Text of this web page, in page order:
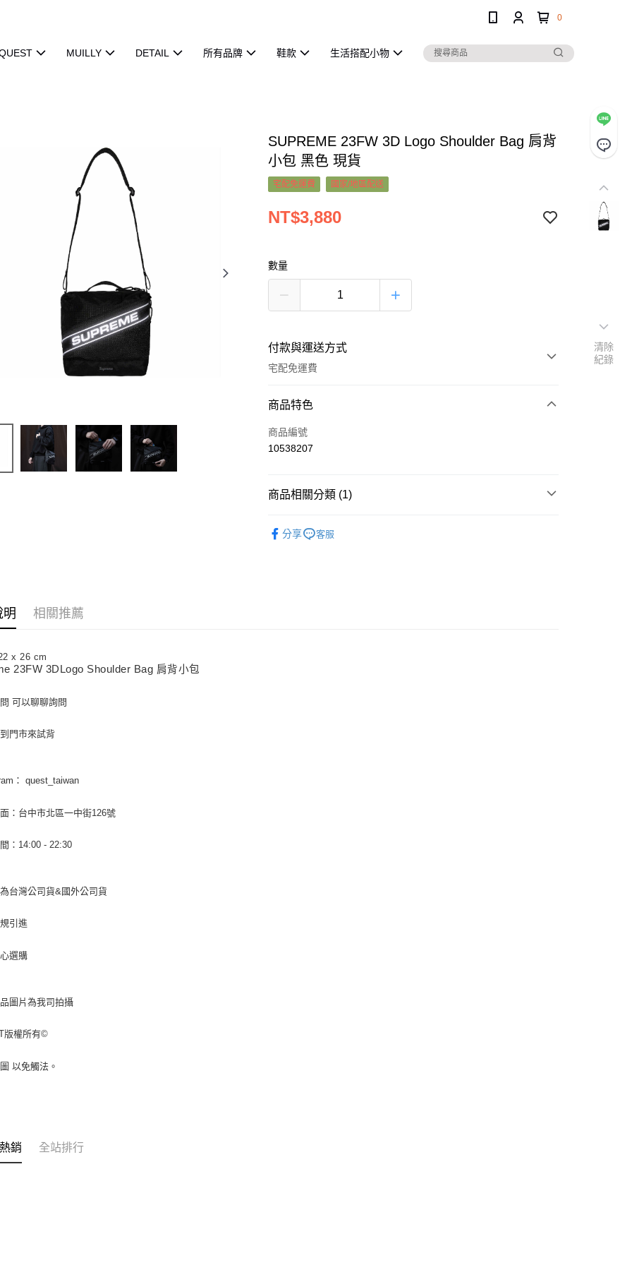
0
MUILLY DETAIL 所有品牌 鞋款 生活搭配小物
SUPREME 23FW 3D Logo Shoulder Bag 肩背
小包 黑色 現貨
宅配免運費 國家/地區配送
NT$3,880
數量
付款與運送方式
宅配免運費
付款方式
信用卡一次付款
商品特色
商品編號
10538207
商品相關分類 (1)
分享
客服
明 相關推薦
x 26 cm
23FW 3DLogo Shoulder Bag 肩背小包
可以聊聊詢問
門市來試背
： quest_taiwan
：台中市北區一中街126號
：14:00 - 22:30
台灣公司貨&國外公司貨
引進
選購
圖片為我司拍攝
版權所有©
以免觸法。
銷 全站排行
清除
紀錄